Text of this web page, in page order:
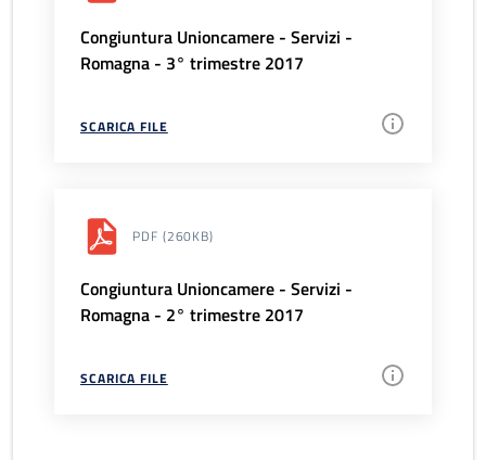
Congiuntura Unioncamere - Servizi -
Romagna - 3° trimestre 2017
SCARICA FILE
PDF (260KB)
Congiuntura Unioncamere - Servizi -
Romagna - 2° trimestre 2017
SCARICA FILE